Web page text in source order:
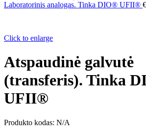
Laboratorinis analogas. Tinka DIO® UFII® €
Click to enlarge
Atspaudinė galvutė
(transferis). Tinka
UFII®
Produkto kodas: N/A